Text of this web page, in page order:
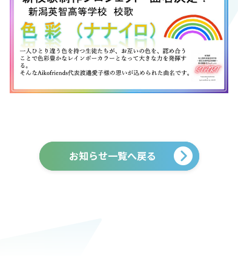
お知らせ一覧へ戻る